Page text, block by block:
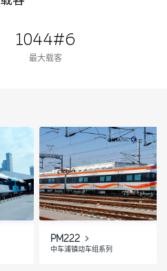
1044#6
最大载客
PM222
中车浦镇动车组系列